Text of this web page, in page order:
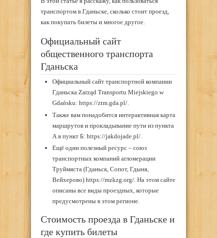
транспортом в Гданьске, сколько стоит проезд,
как покупать билеты и многое другое.
Официальный сайт
общественного транспорта
Гданьска
Официальный сайт транспортной компании
Гданьска Zarząd Transportu Miejskiego w
Gdańsku: https://ztm.gda.pl/.
Также вам понадобится интерактивная карта
маршрутов и прокладывание пути из пункта
А в пункт Б: https://jakdojade.pl/.
Ещё один полезный ресурс – союз
транспортных компаний агломерации
Труймяста (Гданьск, Сопот, Гдыня,
Вейхерово) https://mzkzg.org/. На этом сайте
описаны все виды проездных, которые
предусмотрены в этом регионе.
Стоимость проезда в Гданьске и
где купить билеты